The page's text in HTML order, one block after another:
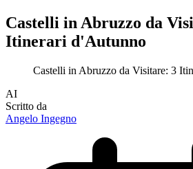
Castelli in Abruzzo da
Itinerari d'Autunno
Castelli in Abruzzo da Visitare: 3
AI
Scritto da
Angelo Ingegno